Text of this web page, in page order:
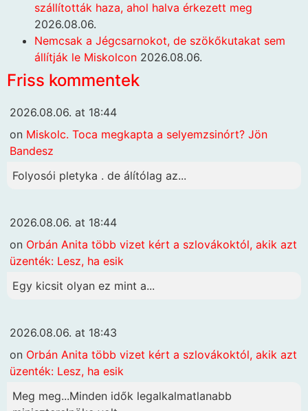
szállították haza, ahol halva érkezett meg
2026.08.06.
Nemcsak a Jégcsarnokot, de szökőkutakat sem
állítják le Miskolcon 2026.08.06.
Friss kommentek
2026.08.06. at 18:44
on Miskolc. Toca megkapta a selyemzsinórt? Jön
Bandesz
Folyosói pletyka . de álítólag az...
2026.08.06. at 18:44
on Orbán Anita több vizet kért a szlovákoktól, akik azt
üzenték: Lesz, ha esik
Egy kicsit olyan ez mint a...
2026.08.06. at 18:43
on Orbán Anita több vizet kért a szlovákoktól, akik azt
üzenték: Lesz, ha esik
Meg meg...Minden idők legalkalmatlanabb